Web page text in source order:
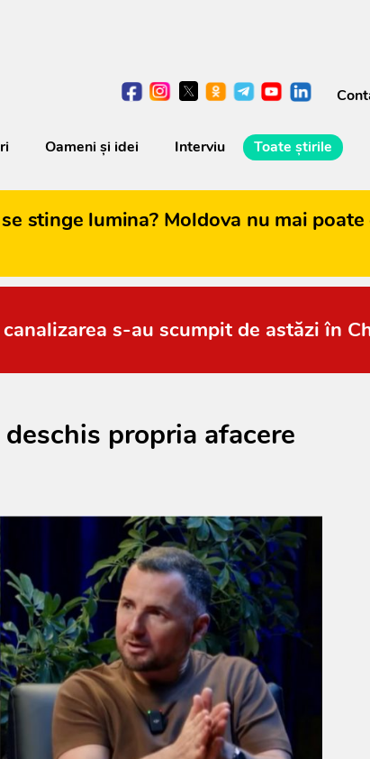
Oameni şi idei Interviu Toate știrile
stinge lumina? Moldova nu mai
s-au scumpit de astăzi în
propria afacere